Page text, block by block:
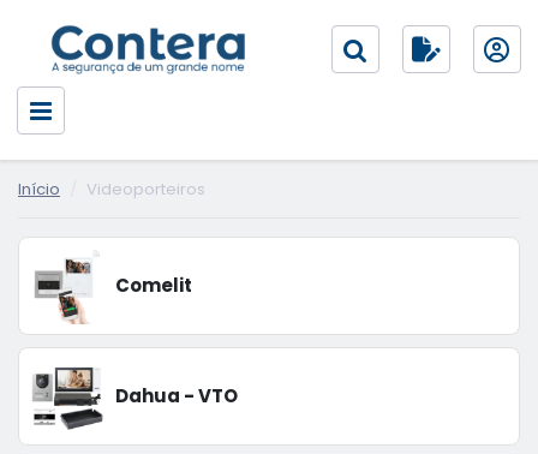
Início Videoporteiros
Comelit
Dahua - VTO